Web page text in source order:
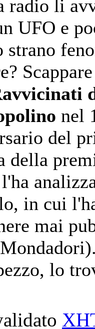
radio li
UFO e
strano
nel
del
della
l'ha
in cui
mai
lo